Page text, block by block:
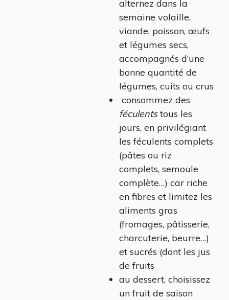
alternez dans la
semaine volaille,
viande, poisson, œufs
et légumes secs,
accompagnés d’une
bonne quantité de
légumes, cuits ou crus
consommez des
féculentstous les
jours, en privilégiant
les féculents complets
(pâtes ou riz
complets, semoule
complète…) car riche
en fibres et limitez les
aliments gras
(fromages, pâtisserie,
charcuterie, beurre…)
et sucrés (dont les jus
de fruits
au dessert, choisissez
un fruit de saison